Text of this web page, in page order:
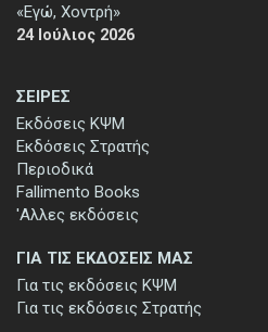
ΣΕΙΡΕΣ
Εκδόσεις ΚΨΜ
Εκδόσεις Στρατής
Περιοδικά
Fallimento Books
'Αλλες εκδόσεις
«Εγώ, Χοντρή»
24 Ιούλιος 2026
ΓΙΑ ΤΙΣ ΕΚΔΟΣΕΙΣ ΜΑΣ
Για τις εκδόσεις ΚΨΜ
Για τις εκδόσεις Στρατής